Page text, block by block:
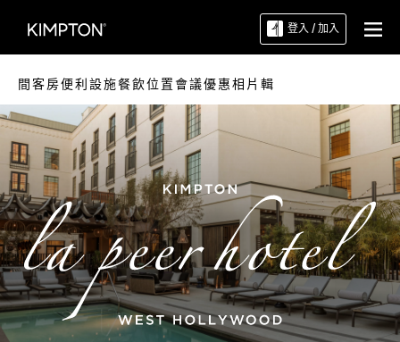
登入 / 加入
間客房便利設施餐飲位置會議優惠相片輯